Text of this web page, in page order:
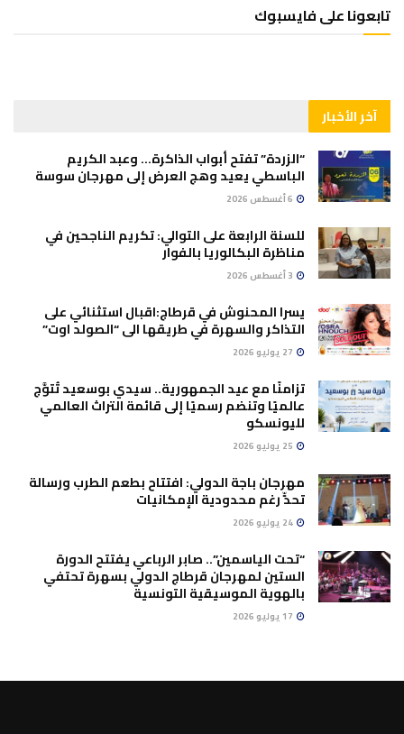
تابعونا على فايسبوك
آخر الأخبار
“الزردة” تفتح أبواب الذاكرة… وعبد الكريم
الباسطي يعيد وهج العرض إلى مهرجان سوسة
للسنة الرابعة على التوالي: تكريم الناجحين في
مناظرة البكالوريا بالفوار
يسرا المحنوش في قرطاج:اقبال استثنائي على
التذاكر والسهرة في طريقها الى “الصولد اوت”
تزامنًا مع عيد الجمهورية.. سيدي بوسعيد تُتوَّج
عالميًا وتنضم رسميًا إلى قائمة التراث العالمي
لليونسكو
مهرجان باجة الدولي: افتتاح بطعم الطرب ورسالة
تحدٍّ رغم محدودية الإمكانيات
“تحت الياسمين”.. صابر الرباعي يفتتح الدورة
الستين لمهرجان قرطاج الدولي بسهرة تحتفي
بالهوية الموسيقية التونسية